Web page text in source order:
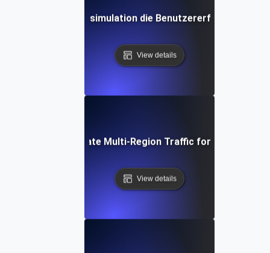
globale Verkehrssimulation die Benutzererfahrung
View details
How to Simulate Multi-Region Traffic for Your
View details